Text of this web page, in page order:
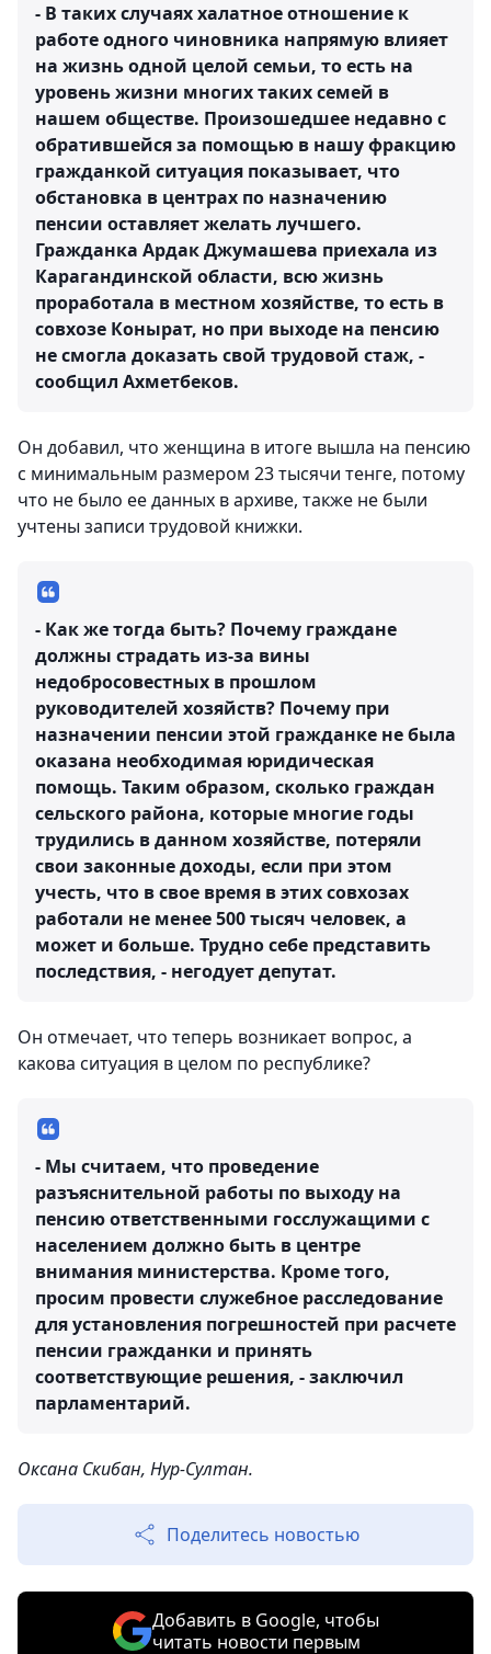
- В таких случаях халатное отношение к
работе одного чиновника напрямую влияет
на жизнь одной целой семьи, то есть на
уровень жизни многих таких семей в
нашем обществе. Произошедшее недавно с
обратившейся за помощью в нашу фракцию
гражданкой ситуация показывает, что
обстановка в центрах по назначению
пенсии оставляет желать лучшего.
Гражданка Ардак Джумашева приехала из
Карагандинской области, всю жизнь
проработала в местном хозяйстве, то есть в
совхозе Конырат, но при выходе на пенсию
не смогла доказать свой трудовой стаж, -
сообщил Ахметбеков.
Он добавил, что женщина в итоге вышла на пенсию
с минимальным размером 23 тысячи тенге, потому
что не было ее данных в архиве, также не были
учтены записи трудовой книжки.
- Как же тогда быть? Почему граждане
должны страдать из-за вины
недобросовестных в прошлом
руководителей хозяйств? Почему при
назначении пенсии этой гражданке не была
оказана необходимая юридическая
помощь. Таким образом, сколько граждан
сельского района, которые многие годы
трудились в данном хозяйстве, потеряли
свои законные доходы, если при этом
учесть, что в свое время в этих совхозах
работали не менее 500 тысяч человек, а
может и больше. Трудно себе представить
последствия, - негодует депутат.
Он отмечает, что теперь возникает вопрос, а
какова ситуация в целом по республике?
- Мы считаем, что проведение
разъяснительной работы по выходу на
пенсию ответственными госслужащими с
населением должно быть в центре
внимания министерства. Кроме того,
просим провести служебное расследование
для установления погрешностей при расчете
пенсии гражданки и принять
соответствующие решения, - заключил
парламентарий.
Оксана Скибан, Нур-Султан.
Поделитесь новостью
Добавить в Google, чтобы
читать новости первым